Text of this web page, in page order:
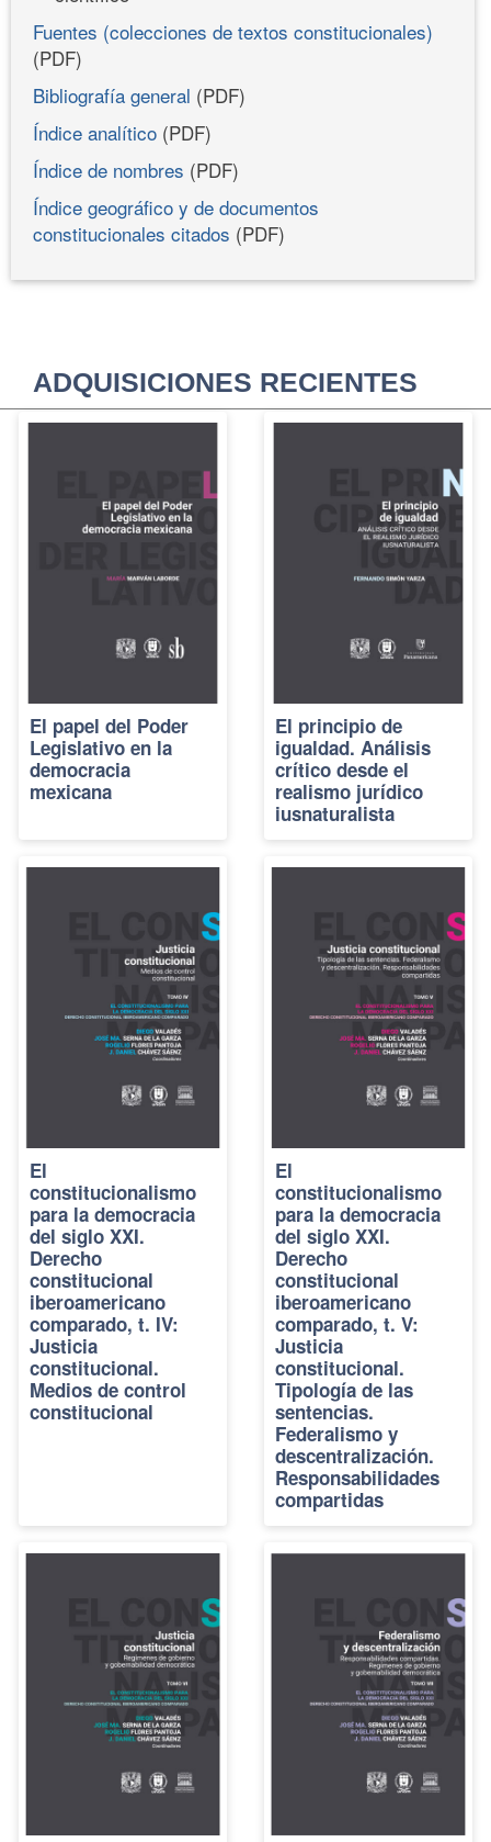
Fuentes (colecciones de textos constitucionales)
(PDF)
Bibliografía general (PDF)
Índice analítico (PDF)
Índice de nombres (PDF)
Índice geográfico y de documentos
constitucionales citados (PDF)
ADQUISICIONES RECIENTES
El papel del Poder
Legislativo en la
democracia
mexicana
El principio de
igualdad. Análisis
crítico desde el
realismo jurídico
iusnaturalista
El
constitucionalismo
para la democracia
del siglo XXI.
Derecho
constitucional
iberoamericano
comparado, t. IV:
Justicia
constitucional.
Medios de control
constitucional
El
constitucionalismo
para la democracia
del siglo XXI.
Derecho
constitucional
iberoamericano
comparado, t. V:
Justicia
constitucional.
Tipología de las
sentencias.
Federalismo y
descentralización.
Responsabilidades
compartidas